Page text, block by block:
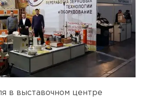
в выставочном центре